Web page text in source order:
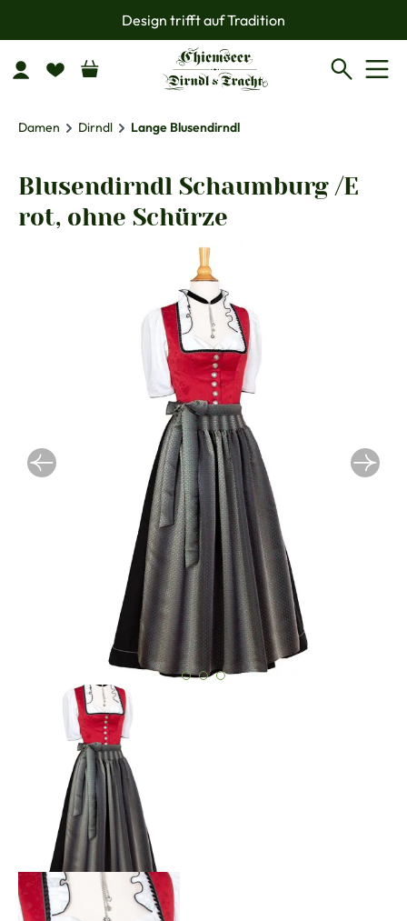
Zum Hauptinhalt springenDesign trifft auf Tradition
Damen Dirndl Lange Blusendirndl
Blusendirndl Schaumburg /E
rot, ohne Schürze